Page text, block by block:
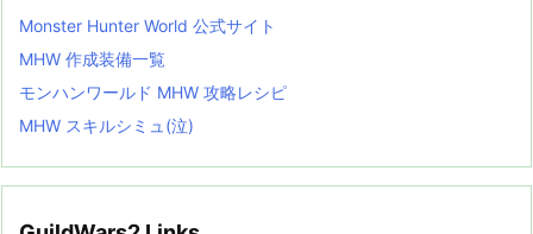
Monster Hunter World 公式サイト
MHW 作成装備一覧
モンハンワールド MHW 攻略レシピ
MHW スキルシミュ(泣)